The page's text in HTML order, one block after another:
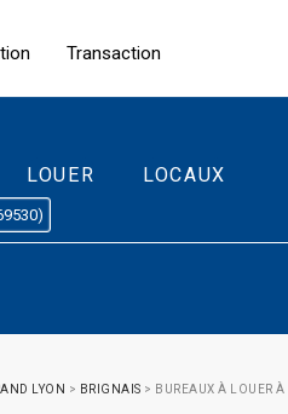
Transaction
LOUER LOCAUX
LYON > BRIGNAIS > BUREAUX À LOUER